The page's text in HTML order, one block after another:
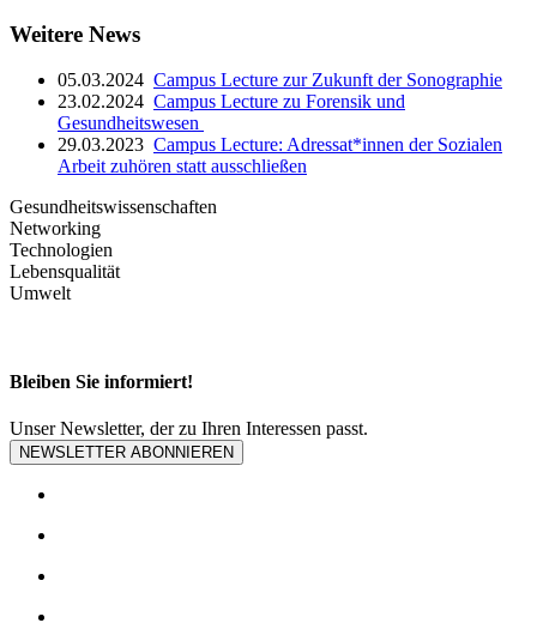
Weitere News
05.03.2024 Campus Lecture zur Zukunft der Sonographie
23.02.2024 Campus Lecture zu Forensik und
Gesundheitswesen
29.03.2023 Campus Lecture: Adressat*innen der Sozialen
Arbeit zuhören statt ausschließen
Gesundheitswissenschaften
Networking
Technologien
Lebensqualität
Umwelt
Bleiben Sie informiert!
Unser Newsletter, der zu Ihren Interessen passt.
NEWSLETTER ABONNIEREN